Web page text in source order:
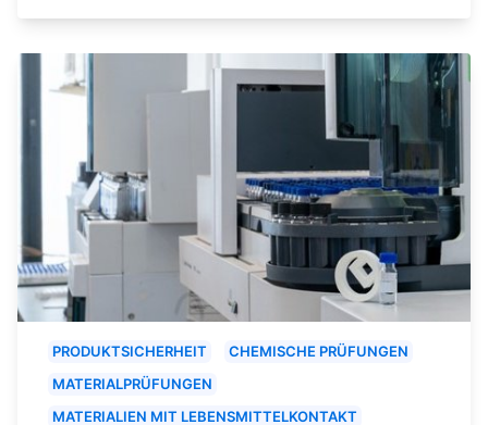
PRODUKTSICHERHEIT
CHEMISCHE PRÜFUNGEN
MATERIALPRÜFUNGEN
MATERIALIEN MIT LEBENSMITTELKONTAKT